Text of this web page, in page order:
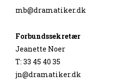
mb@dramatiker.dk
Forbundssekretær
Jeanette Noer
T: 33 45 40 35
jn@dramatiker.dk